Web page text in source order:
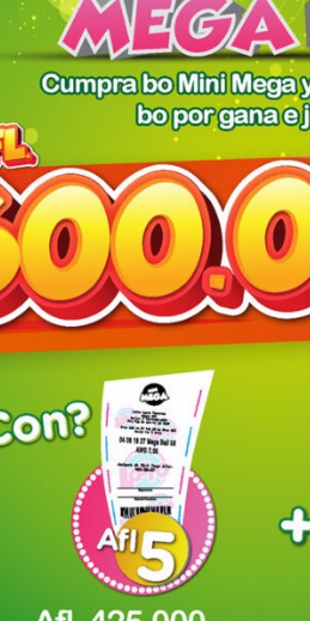
ta e esfuerso di minister pa Hulanda
Schiphol ta transportá 70 mion
pa aña i tòg ta solamente riba 6
Maarten, Bonaire, Sürnam i
ku ne ku awendia 100% kontròl ta
buelonan pa Kòrsou?
dos añanan ku ke a drenta o bandoná
Hulanda ku aduana a interseptá e
akí, pa asina suskrito por sigui
e rapides nesesario, suskrito ta keda.